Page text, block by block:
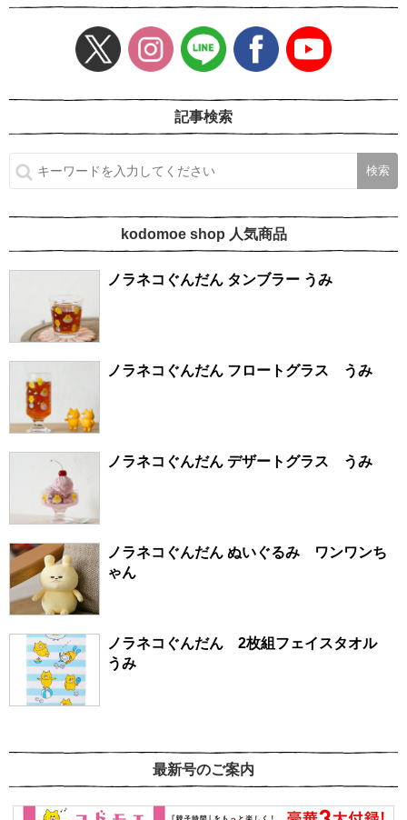
記事検索
kodomoe shop 人気商品
ノラネコぐんだん タンブラー うみ
ノラネコぐんだん フロートグラス うみ
ノラネコぐんだん デザートグラス うみ
ノラネコぐんだん ぬいぐるみ ワンワンち
ゃん
ノラネコぐんだん 2枚組フェイスタオル
うみ
最新号のご案内